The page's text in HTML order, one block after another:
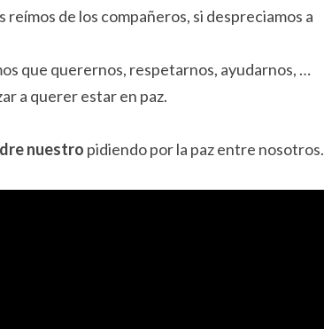
reímos de los compañeros, si despreciamos a
que querernos, respetarnos, ayudarnos, …
a querer estar en paz.
nuestro pidiendo por la paz entre nosotros.